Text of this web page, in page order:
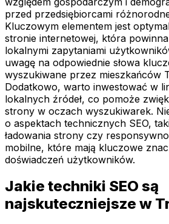
przed przedsiębiorcami
Kluczowym elementem jest
stronie internetowej, która
lokalnymi zapytaniami
uwagę na odpowiednie słowa
wyszukiwane przez mieszkańców
Dodatkowo, warto inwestować w
lokalnych źródeł, co pomoże
strony w oczach wyszukiwarek.
o aspektach technicznych SEO,
ładowania strony czy
mobilne, które mają kluczowe
doświadczeń użytkowników.
Jakie techniki SEO są
najskuteczniejsze w